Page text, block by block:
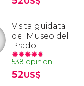
Visita guidata
del Museo del
Prado
538 opinioni
52US$